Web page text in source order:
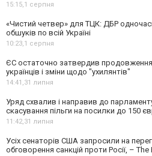
15:15,1 серпня
«Чистий четвер» для ТЦК: ДБР
обшуків по всій Україні
10:23,1 серпня
ЄС остаточно затвердив
українців і зміни щодо "ухилянтів"
14:41,31 липня
Уряд схвалив і направив до
скасування пільги на посилки до 150
11:42,31 липня
Усіх сенаторів США запросили на
обговорення санкцій проти Росії, – The